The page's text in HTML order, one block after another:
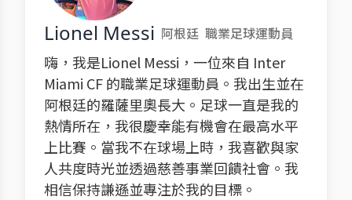
Lionel Messi 阿根廷 職業足球運動員
嗨，我是Lionel Messi，一位來自 Inter
Miami CF 的職業足球運動員。我出生並在
阿根廷的羅薩里奧長大。足球一直是我的
熱情所在，我很慶幸能有機會在最高水平
上比賽。當我不在球場上時，我喜歡與家
人共度時光並透過慈善事業回饋社會。我
相信保持謙遜並專注於我的目標。